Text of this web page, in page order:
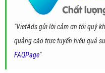
"VietAds gửi lời cảm ơn tới quý
quảng cáo trực tuyến hiệu quả
FAQPage"